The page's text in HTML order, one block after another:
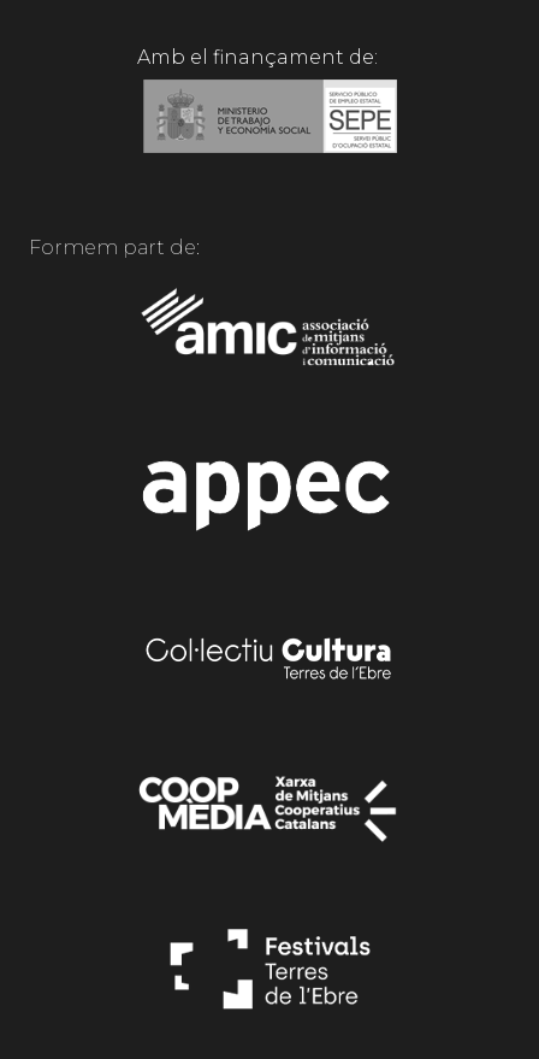
Amb el finançament de:
Formem part de: